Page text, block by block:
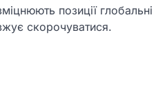
позиції
скорочуватися.